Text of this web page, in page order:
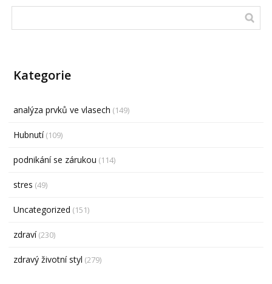
Kategorie
analýza prvků ve vlasech (149)
Hubnutí(109)
podnikání se zárukou (114)
stres (49)
Uncategorized (151)
zdraví(230)
zdravý životní styl (279)